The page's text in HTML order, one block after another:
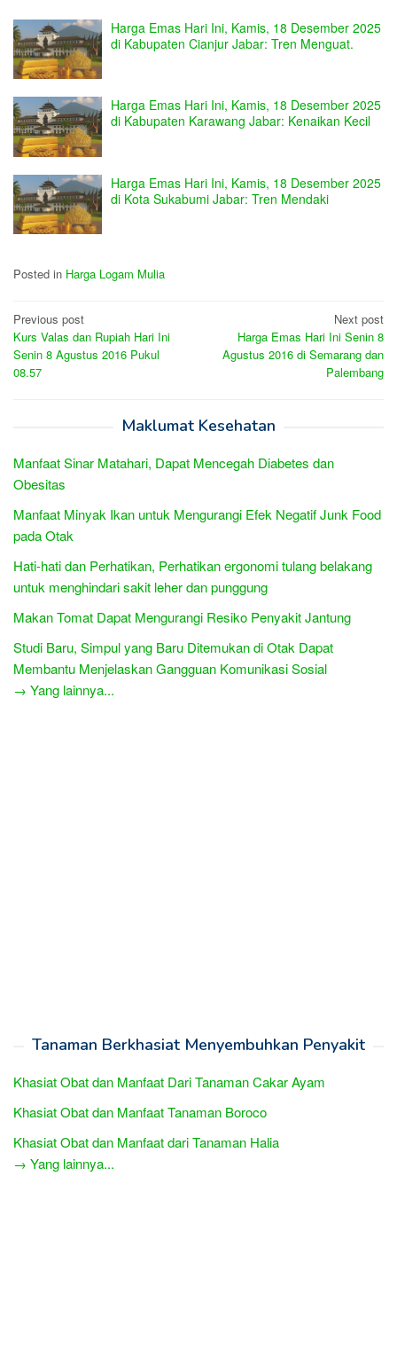
Harga Emas Hari Ini, Kamis, 18 Desember 2025
di Kabupaten Cianjur Jabar: Tren Menguat.
Harga Emas Hari Ini, Kamis, 18 Desember 2025
di Kabupaten Karawang Jabar: Kenaikan Kecil
Harga Emas Hari Ini, Kamis, 18 Desember 2025
di Kota Sukabumi Jabar: Tren Mendaki
Posted in Harga Logam Mulia
Post
navigation
Previous post
Kurs Valas dan Rupiah Hari Ini
Senin 8 Agustus 2016 Pukul
08.57
Next post
Harga Emas Hari Ini Senin 8
Agustus 2016 di Semarang dan
Palembang
Maklumat Kesehatan
Manfaat Sinar Matahari, Dapat Mencegah Diabetes dan
Obesitas
Manfaat Minyak Ikan untuk Mengurangi Efek Negatif Junk Food
pada Otak
Hati-hati dan Perhatikan, Perhatikan ergonomi tulang belakang
untuk menghindari sakit leher dan punggung
Makan Tomat Dapat Mengurangi Resiko Penyakit Jantung
Studi Baru, Simpul yang Baru Ditemukan di Otak Dapat
Membantu Menjelaskan Gangguan Komunikasi Sosial
→ Yang lainnya...
Tanaman Berkhasiat Menyembuhkan Penyakit
Khasiat Obat dan Manfaat Dari Tanaman Cakar Ayam
Khasiat Obat dan Manfaat Tanaman Boroco
Khasiat Obat dan Manfaat dari Tanaman Halia
→ Yang lainnya...